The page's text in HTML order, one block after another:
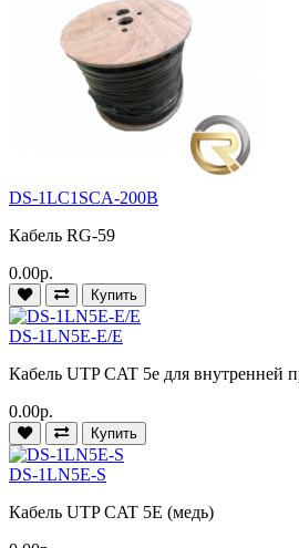
DS-1LC1SCA-200B
Кабель RG-59
0.00р.
Купить
DS-1LN5E-E/E
Кабель UTP CAT 5e для внутренней
0.00р.
Купить
DS-1LN5E-S
Кабель UTP CAT 5E (медь)